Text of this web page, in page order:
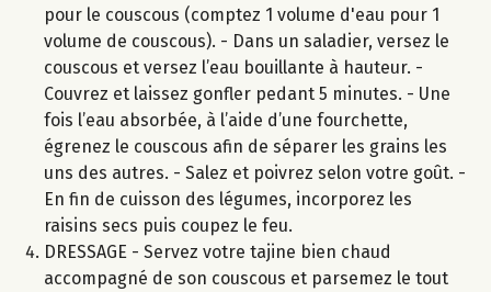
pour le couscous (comptez 1 volume d'eau pour 1
volume de couscous). - Dans un saladier, versez le
couscous et versez l’eau bouillante à hauteur. -
Couvrez et laissez gonfler pedant 5 minutes. - Une
fois l’eau absorbée, à l’aide d’une fourchette,
égrenez le couscous afin de séparer les grains les
uns des autres. - Salez et poivrez selon votre goût. -
En fin de cuisson des légumes, incorporez les
raisins secs puis coupez le feu.
DRESSAGE - Servez votre tajine bien chaud
accompagné de son couscous et parsemez le tout